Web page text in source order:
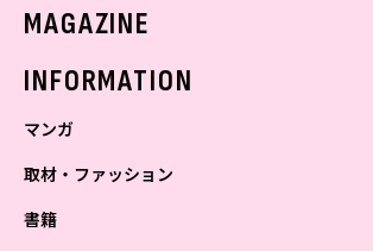
MAGAZINE
INFORMATION
マンガ
少年マンガ
青年マンガ
取材・ファッション
ファッション・美容
書籍